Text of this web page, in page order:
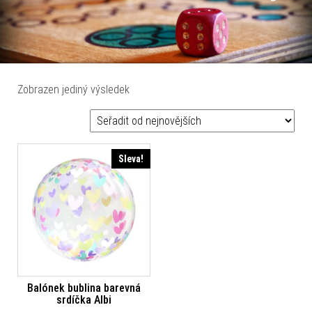
Zobrazen jediný výsledek
Sleva!
Balónek bublina barevná
srdíčka Albi